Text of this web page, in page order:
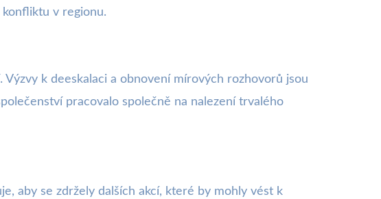
v regionu.
k deeskalaci a obnovení mírových rozhovorů jsou
pracovalo společně na nalezení trvalého
aby se zdržely dalších akcí, které by mohly vést k